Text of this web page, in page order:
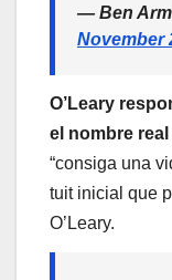
— Ben
November
O’Leary
el nombre
“consiga una
tuit inicial que
O’Leary.